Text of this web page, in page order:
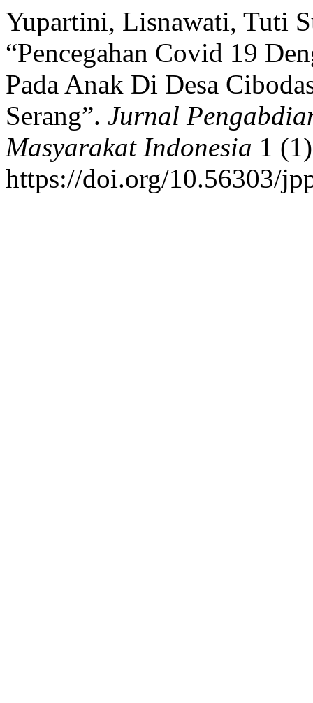
Yupartini, Lisnawati, Tuti
“Pencegahan Covid 19
Pada Anak Di Desa
Serang”. Jurnal
Masyarakat Indonesia 1
https://doi.org/10.56303/